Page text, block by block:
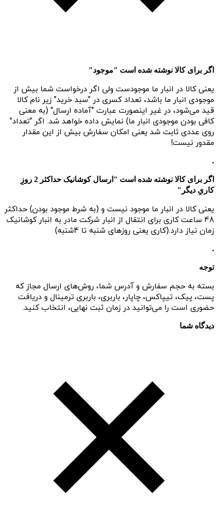
اگر برای کالا نوشته شده است "موجود"
یعنی کالا در انبار ما موجودست ولی اگر درخواست شما بیش از
موجودی انبار ما باشد، تعداد کسری در "سبد خرید" زیر نام کالا
قید می‌شود، در غیر اینصورت عبارت "آماده ارسال" (به معنی
کافی بودن موجودی انبار ما) نمایش داده خواهد شد. اگر "تعداد"
روی عددی ثابت شد یعنی امکان سفارش بیش از این مقدار
مقدور نیست!
.
اگر برای کالا نوشته شده است "ارسال کوشانیک حداکثر 2 روزِ
کاریِ دیگر"
یعنی کالا در انبار ما موجود نیست و (به شرط موجود بودن) حداکثر
48 ساعت کاری برای انتقال از انبار شرکت مادر به انبار کوشانیک
زمان نیاز دارد.(کاری یعنی روزهای شنبه تا 4شنبه)
.
توجه
بسته به حجم سفارش و آدرس شما، روش‌های ارسال مجاز که
پست، پیک، تیپاکس، چاپار، باربری، باربری ترمینال و دریافت
حضوری است را می‌توانید در زمان ثبت نهایی، انتخاب کنید.
دیدگاه شما